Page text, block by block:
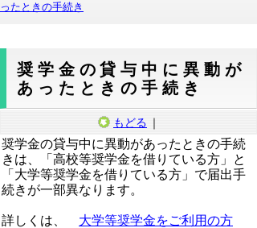
ったときの手続き
奨学金の貸与中に異動が
あったときの手続き
もどる ｜
奨学金の貸与中に異動があったときの手続
きは、「高校等奨学金を借りている方」と
「大学等奨学金を借りている方」で届出手
続きが一部異なります。
詳しくは、 大学等奨学金をご利用の方